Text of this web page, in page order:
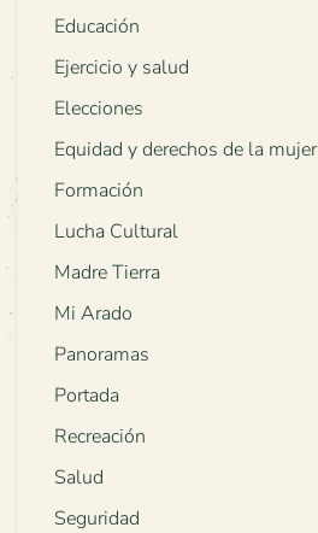
Educación
Ejercicio y salud
Elecciones
Equidad y derechos de la mujer
Formación
Lucha Cultural
Madre Tierra
Mi Arado
Panoramas
Portada
Recreación
Salud
Seguridad